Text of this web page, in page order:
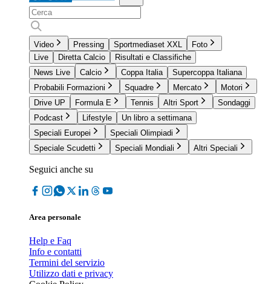
Video Pressing Sportmediaset XXL
Foto
Live
Diretta Calcio
Risultati e Classifiche
News Live
Calcio Coppa Italia
Supercoppa Italiana
Probabili Formazioni
Squadre Mercato
Motori
Drive UP
Formula E Tennis Altri Sport
Sondaggi
Podcast
Lifestyle
Un libro a settimana
Speciali Europei
Speciali Olimpiadi
Speciale Scudetti
Speciali Mondiali Altri Speciali
Seguici anche su
Area personale
Help e Faq
Info e contatti
Termini del servizio
Utilizzo dati e privacy